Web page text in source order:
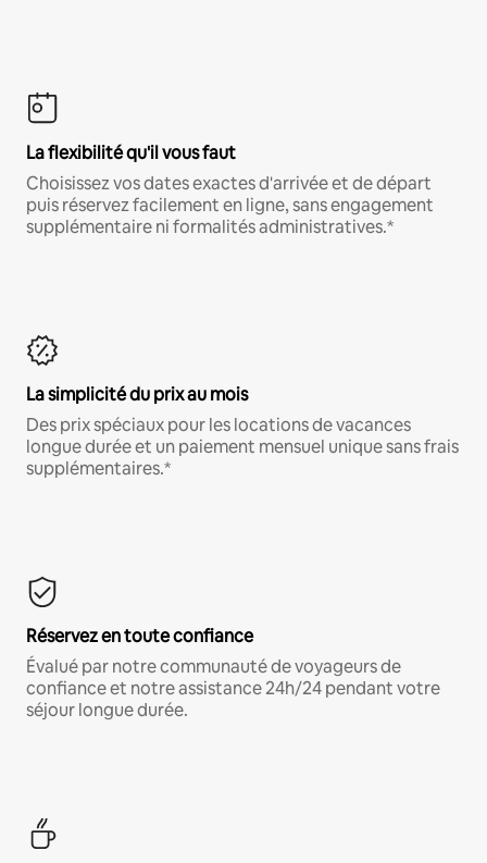
La flexibilité qu'il vous faut
Choisissez vos dates exactes d'arrivée et de départ
puis réservez facilement en ligne, sans engagement
supplémentaire ni formalités administratives.*
La simplicité du prix au mois
Des prix spéciaux pour les locations de vacances
longue durée et un paiement mensuel unique sans frais
supplémentaires.*
Réservez en toute confiance
Évalué par notre communauté de voyageurs de
confiance et notre assistance 24h/24 pendant votre
séjour longue durée.